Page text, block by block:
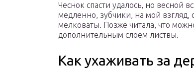
Чеснок спасти удалось, но весной
медленно, зубчики, на мой взгляд,
мелковаты. Позже читала, что
дополнительным слоем листвы.
Как ухаживать за